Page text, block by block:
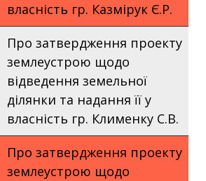
власність гр. Казмірук Є.Р.
Про затвердження проекту
землеустрою щодо
відведення земельної
ділянки та надання її у
власність гр. Клименку С.В.
Про затвердження проекту
землеустрою щодо